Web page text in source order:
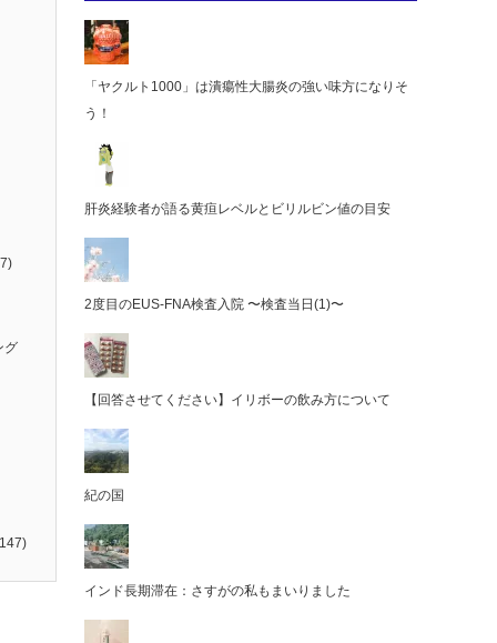
グ
「ヤクルト1000」は潰瘍性大腸炎の強い味方になりそ
う！
肝炎経験者が語る黄疸レベルとビリルビン値の目安
2度目のEUS-FNA検査入院 〜検査当日(1)〜
【回答させてください】イリボーの飲み方について
紀の国
インド長期滞在：さすがの私もまいりました